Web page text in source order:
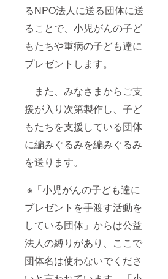
るNPO法人に送る団体に送
ることで、小児がんの子ど
もたちや重病の子ども達に
プレゼントします。
また、みなさまからご支
援が入り次第製作し、子ど
もたちを支援している団体
に編みぐるみを編みぐるみ
を送ります。
※「小児がんの子ども達に
プレゼントを手渡す活動を
している団体」からは公益
法人の縛りがあり、ここで
団体名は使わないでくださ